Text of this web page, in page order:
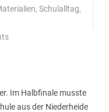
, Schulalltag,
Im Halbfinale musste
aus der Niederheide